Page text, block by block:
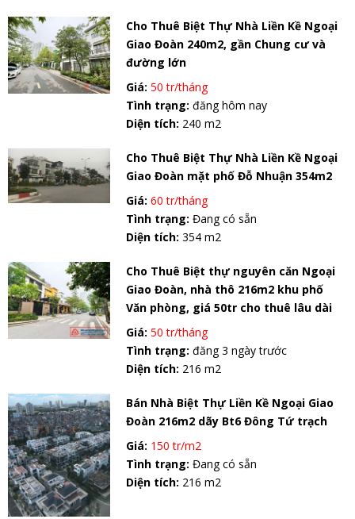
Cho Thuê Biệt Thự Nhà Liền Kề Ngoại
Giao Đoàn 240m2, gần Chung cư và
đường lớn
Giá:50 tr/tháng
Tình trạng:đăng hôm nay
Diện tích: 240 m2
Cho Thuê Biệt Thự Nhà Liền Kề Ngoại
Giao Đoàn mặt phố Đỗ Nhuận 354m2
Giá:60 tr/tháng
Tình trạng:Đang có sẵn
Diện tích:354 m2
Cho Thuê Biệt thự nguyên căn Ngoại
Giao Đoàn, nhà thô 216m2 khu phố
Văn phòng, giá 50tr cho thuê lâu dài
Giá:50 tr/tháng
Tình trạng:đăng 3 ngày trước
Diện tích: 216 m2
Bán Nhà Biệt Thự Liền Kề Ngoại Giao
Đoàn 216m2 dãy Bt6 Đông Tứ trạch
Giá: 150 tr/m2
Tình trạng:Đang có sẵn
Diện tích: 216 m2